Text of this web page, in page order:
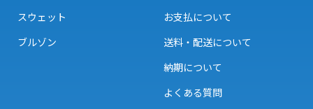
スウェット
ブルゾン
お支払について
送料・配送について
納期について
よくある質問